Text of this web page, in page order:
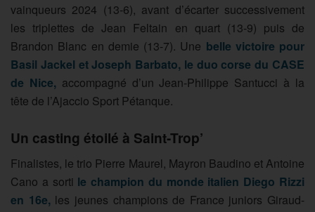
vainqueurs 2024 (13-6), avant d’écarter successivement
les triplettes de Jean Feltain en quart (13-9) puis de
Brandon Blanc en demie (13-7). Une belle victoire pour
Basil Jackel et Joseph Barbato, le duo corse du CASE
de Nice, accompagné d’un Jean-Philippe Santucci à la
tête de l’Ajaccio Sport Pétanque.
Un casting étoilé à Saint-Trop’
Finalistes, le trio Pierre Maurel, Mayron Baudino et Antoine
Cano a sorti le champion du monde italien Diego Rizzi
en 16e, les jeunes champions de France juniors Giraud-